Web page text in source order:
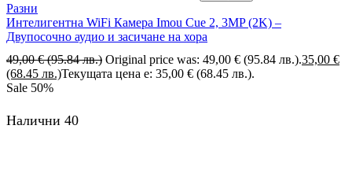
Разни
Интелигентна WiFi Камера Imou Cue 2, 3MP (2K) –
Двупосочно аудио и засичане на хора
49,00€ (95.84 лв.) Original price was: 49,00 € (95.84 лв.).35,00 €
(68.45 лв.)Текущата цена е: 35,00 € (68.45 лв.).
Sale 50%
Налични 40